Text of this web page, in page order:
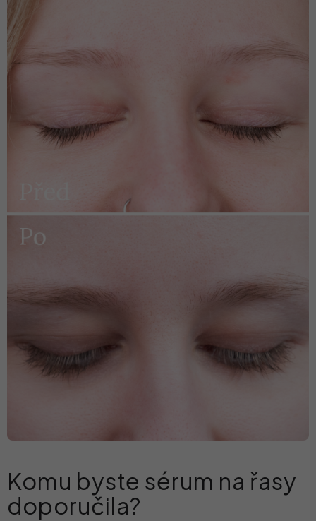
Komu byste sérum na řasy
doporučila?